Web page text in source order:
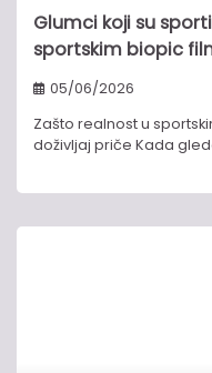
Glumci koji su
sportskim biopic
05/06/2026
Zašto realnost u
doživljaj priče Kada